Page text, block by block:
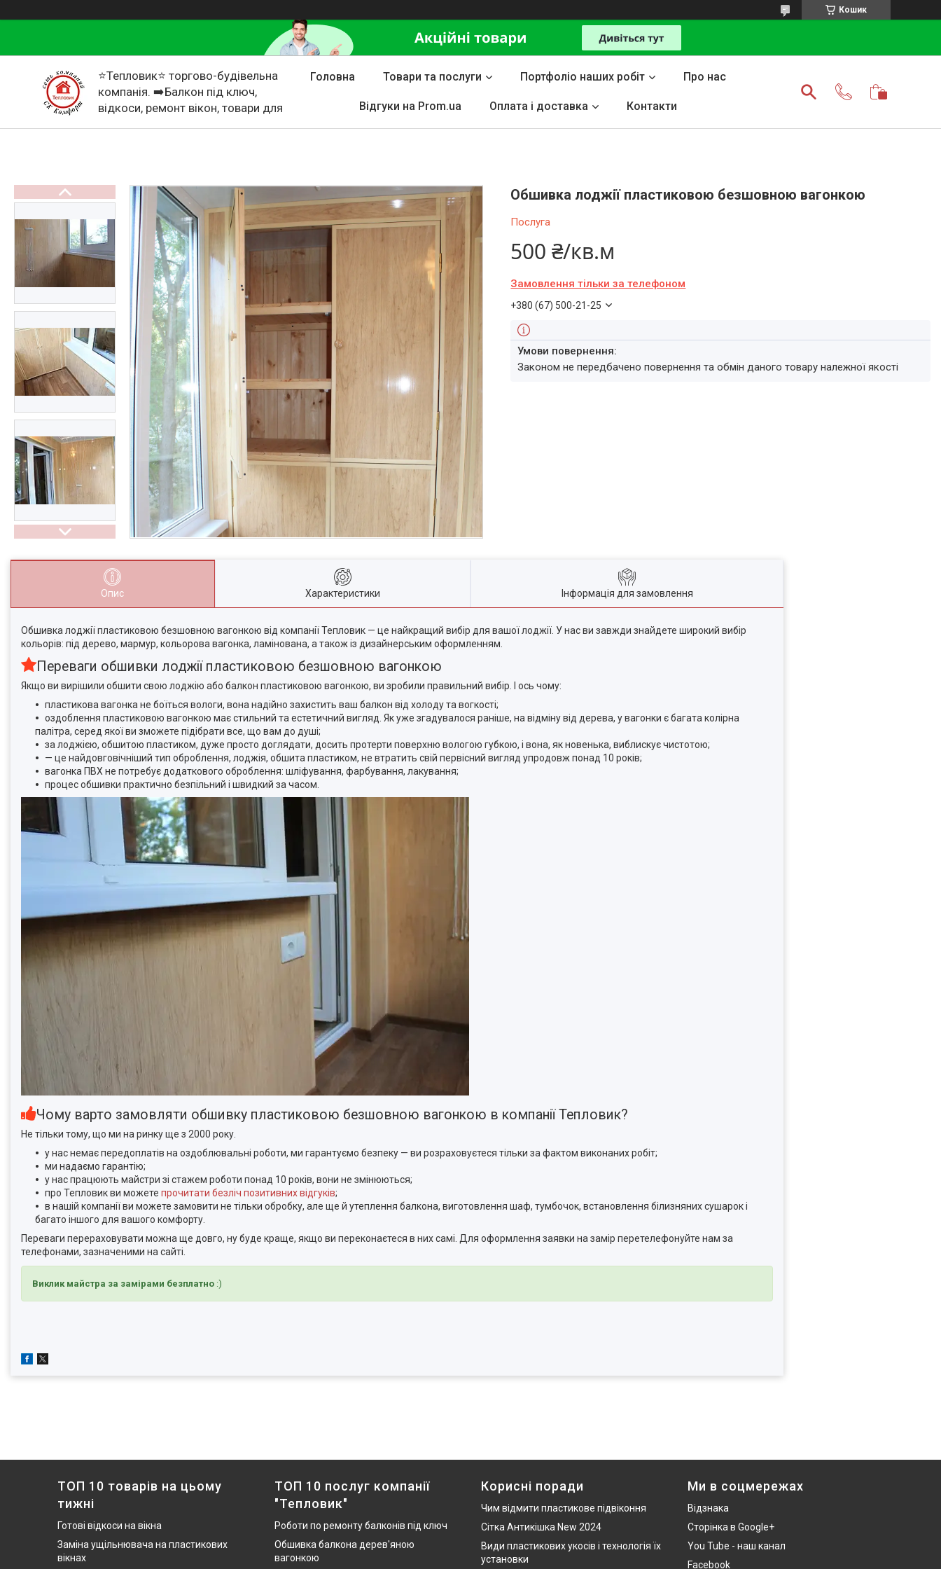
Кошик
⭐Тепловик⭐ торгово-будівельна
компанія. ➡️Балкон під ключ,
відкоси, ремонт вікон, товари для
Головна Товари та послуги Портфоліо наших робіт Про нас
Відгуки на Prom.ua Оплата і доставка Контакти
Обшивка лоджії пластиковою безшовною вагонкою
Послуга
500 ₴/кв.м
Замовлення тільки за телефоном
+380 (67) 500-21-25
Законом не передбачено повернення та обмін даного товару належної якості
Опис Характеристики Інформація для замовлення
Обшивка лоджії пластиковою безшовною вагонкою від компанії Тепловик — це найкращий вибір для вашої лоджії. У нас ви завжди знайдете широкий вибір
кольорів: під дерево, мармур, кольорова вагонка, ламінована, а також із дизайнерським оформленням.
Переваги обшивки лоджії пластиковою безшовною вагонкою
Якщо ви вирішили обшити свою лоджію або балкон пластиковою вагонкою, ви зробили правильний вибір. І ось чому:
пластикова вагонка не боїться вологи, вона надійно захистить ваш балкон від холоду та вогкості;
оздоблення пластиковою вагонкою має стильний та естетичний вигляд. Як уже згадувалося раніше, на відміну від дерева, у вагонки є багата колірна
палітра, серед якої ви зможете підібрати все, що вам до душі;
за лоджією, обшитою пластиком, дуже просто доглядати, досить протерти поверхню вологою губкою, і вона, як новенька, виблискує чистотою;
— це найдовговічніший тип оброблення, лоджія, обшита пластиком, не втратить свій первісний вигляд упродовж понад 10 років;
вагонка ПВХ не потребує додаткового оброблення: шліфування, фарбування, лакування;
процес обшивки практично безпільний і швидкий за часом.
Чому варто замовляти обшивку пластиковою безшовною вагонкою в компанії Тепловик?
Не тільки тому, що ми на ринку ще з 2000 року.
у нас немає передоплатів на оздоблювальні роботи, ми гарантуємо безпеку — ви розраховуєтеся тільки за фактом виконаних робіт;
ми надаємо гарантію;
у нас працюють майстри зі стажем роботи понад 10 років, вони не змінюються;
про Тепловик ви можете прочитати безліч позитивних відгуків;
в нашій компанії ви можете замовити не тільки обробку, але ще й утеплення балкона, виготовлення шаф, тумбочок, встановлення білизняних сушарок і
багато іншого для вашого комфорту.
Переваги перераховувати можна ще довго, ну буде краще, якщо ви переконаєтеся в них самі. Для оформлення заявки на замір перетелефонуйте нам за
телефонами, зазначеними на сайті.
Виклик майстра за замірами безплатно :)
ТОП 10 товарів на цьому
тижні
Готові відкоси на вікна
Заміна ущільнювача на пластикових
вікнах
ТОП 10 послуг компанії
"Тепловик"
Роботи по ремонту балконів під ключ
Обшивка балкона дерев'яною
вагонкою
Корисні поради
Чим відмити пластикове підвіконня
Сітка Антикішка New 2024
Види пластикових укосів і технологія їх
установки
Ми в соцмережах
Відзнака
Сторінка в Google+
You Tube - наш канал
Facebook